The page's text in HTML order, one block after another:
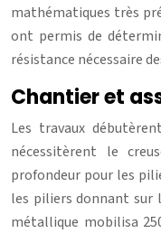
mathématiques très
ont permis de
résistance nécessaire
Chantier et
Les travaux
nécessitèrent le
profondeur pour les
les piliers donnant sur
métallique mobilisa